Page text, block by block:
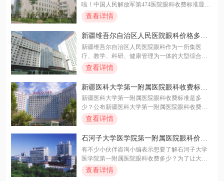
啦！中国人民解放军第474医院眼科收费标准显
示：近视手术费用在6800元~35000元起；白内障
手术价格在800元~2200元起；青光眼费用在4800
元~36000元起。那么中国人民解放军第474医院眼
科怎么样呢？中国人民解放军第474医院眼科作为
集医疗、教学、科研于一体的公立三甲医院的眼
科中心，非常正规靠谱，口碑还非常的好呢！快
来文中一起来详细看看中国人民解放军第474医院
查看详情
新疆维吾尔自治区人民医院眼科价格多少?
新疆维吾尔自治区人民医院眼科收费价目
表公布!
新疆维吾尔自治区人民医院眼科作为一所集医
疗、教学、科研、健康管理为一体的大型综合性
三级甲等医院眼科科室，实力非常的强，因此有
不少朋友在后台咨询新疆维吾尔自治区人民医院
眼科价格多少？今天小编给大家公布详细的新疆
维吾尔自治区人民医院眼科收费价目表：近视手
术价格在13800元~36000元起；白内障手术费用在
3000元~30000元起；青光眼手术价格在500元~160
0元起；角膜塑形镜价格在8900元~16000元起。详
维吾尔自治区人民医院眼科怎么样的内容都在文
中啦！快来看看吧~
查看详情
新疆医科大学第一附属医院眼科收费标准
含近视手术/白内障/青光眼手术价格
新疆医科大学第一附属医院眼科收费标准是多
少？公布新疆医科大学第一附属医院眼科收费标
准：新疆医科大学第 一附属医院眼科近视手术价
格在13000元~40000元起；青光眼手术费用在2000
元~3800元起；白内障手术费用在5800元~23000元
起；角膜塑形镜价格在5000元~19000元起，更详
细的新疆医科大学第一附属医院眼科价格表内容
都在文中啦！想要了解的小伙伴们快看过来啦！
查看详情
石河子大学医学院第一附属医院眼科价格
多少?石河子大学医学院第一附属医院眼科
价格公布!
有不少小伙伴咨询小编表示想要了解石河子大学
医学院第一附属医院眼科收费多少？为了让大家
能够充分了解到石河子大学医学院第一附属医院
眼科价格多少，小编特意了解过后，整理出了本
查看详情